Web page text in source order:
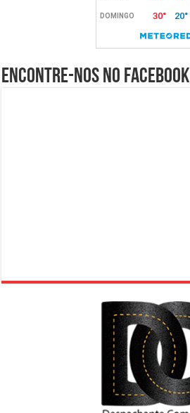
Encontre-nos no Facebook